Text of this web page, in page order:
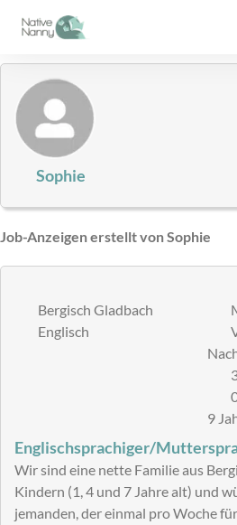
Inhalt
Sophie
Job-Anzeigen erstellt von Sophie
Bergisch Gladbach
Englisch
9
Englischsprachiger/
Wir sind eine nette Familie aus
Kindern (1, 4 und 7 Jahre alt) und
jemanden, der einmal pro Woche